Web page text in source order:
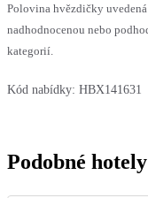
Polovina hvězdičky
nadhodnocenou nebo
kategorií.
Kód nabídky: HBX141631
Podobné